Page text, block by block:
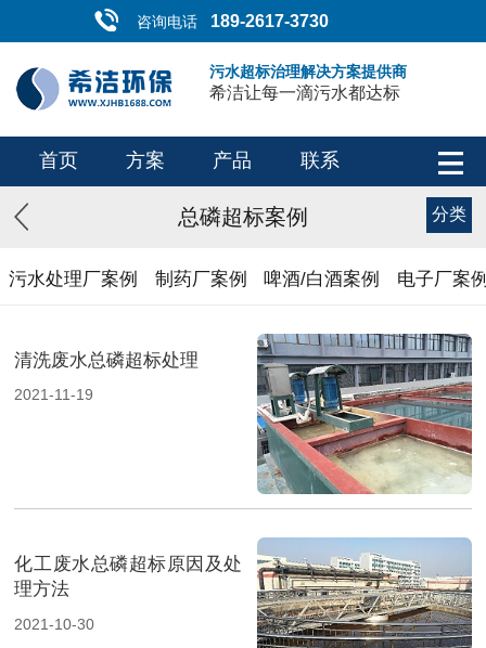
咨询电话 189-2617-3730
污水超标治理解决方案提供商
希洁让每一滴污水都达标
首页 方案 产品 联系
总磷超标案例 分类
污水处理厂案例 制药厂案例 啤酒/白酒案例 电子厂案
清洗废水总磷超标处理
2021-11-19
化工废水总磷超标原因及处
理方法
2021-10-30